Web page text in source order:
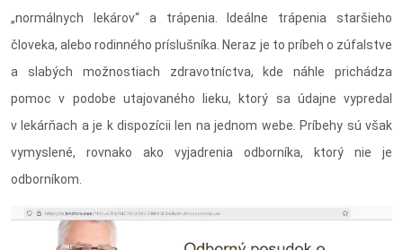
„normálnych lekárov“ a trápenia. Ideálne trápenia staršieho
človeka, alebo rodinného príslušníka. Neraz je to príbeh o zúfalstve
a slabých možnostiach zdravotníctva, kde náhle prichádza
pomoc v podobe utajovaného lieku, ktorý sa údajne vypredal
v lekárňach a je k dispozícii len na jednom webe. Príbehy sú však
vymyslené, rovnako ako vyjadrenia odborníka, ktorý nie je
odborníkom.